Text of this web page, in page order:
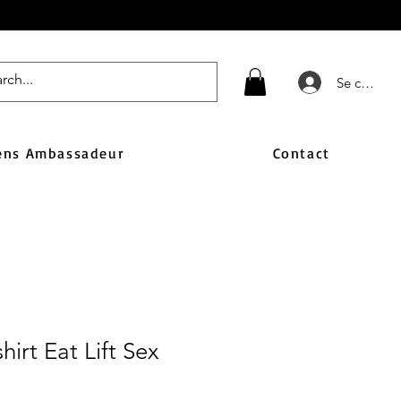
Se
Ambassadeur Contact
Eat Lift Sex